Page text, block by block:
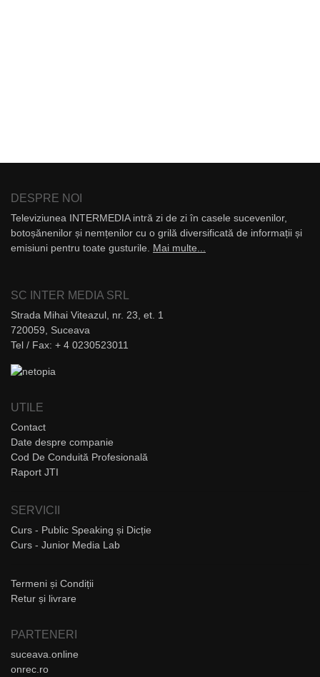
DESPRE NOI
Televiziunea INTERMEDIA intră zi de zi în casele sucevenilor,
botoșănenilor și nemțenilor cu o grilă diversificată de informații și
emisiuni pentru toate gusturile. Mai multe...
SC INTER MEDIA SRL
Strada Mihai Viteazul, nr. 23, et. 1
720059, Suceava
Tel / Fax: + 4 0230523011
UTILE
Contact
Date despre companie
Cod De Conduită Profesională
Raport JTI
SERVICII
Curs - Public Speaking și Dicție
Curs - Junior Media Lab
Termeni și Condiții
Retur și livrare
PARTENERI
suceava.online
onrec.ro